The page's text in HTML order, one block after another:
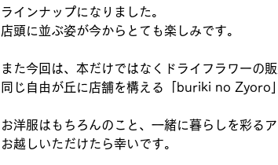
ラインナップになりました。
店頭に並ぶ姿が今からとても楽しみです。
また今回は、本だけではなくドライフラワーの販
同じ自由が丘に店舗を構える「buriki no Zyoro
お洋服はもちろんのこと、一緒に暮らしを彩る
お越しいただけたら幸いです。